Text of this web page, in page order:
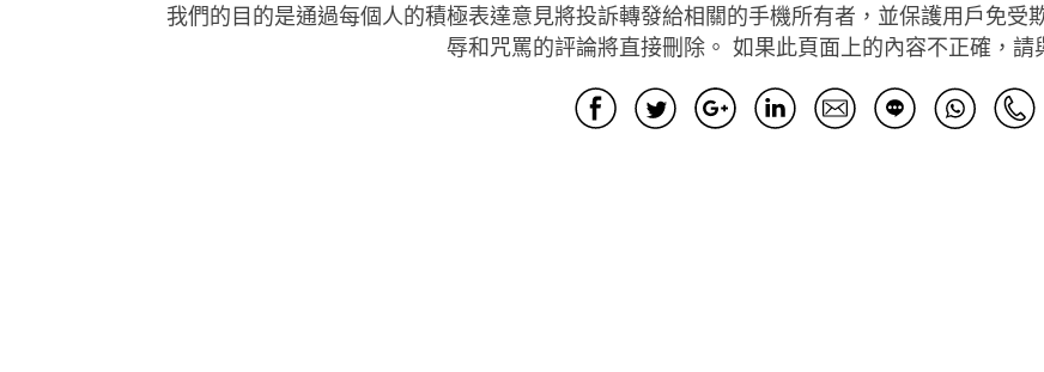
我們的目的是通過每個人的積極表達意見將投訴轉發給相關的手機所有者，並保護用戶免受
辱和咒罵的評論將直接刪除。 如果此頁面上的內容不正確，請